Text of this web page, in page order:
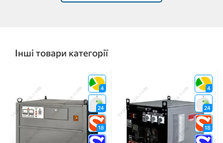
Інші товари категорії
4
24
18
4
24
18